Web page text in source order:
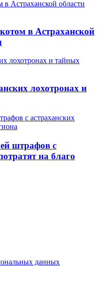
в Астраханской
лохотронах и
штрафов с
на благо
данных